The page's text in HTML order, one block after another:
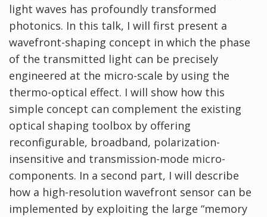
light waves has profoundly transformed
photonics. In this talk, I will first present a
wavefront-shaping concept in which the phase
of the transmitted light can be precisely
engineered at the micro-scale by using the
thermo-optical effect. I will show how this
simple concept can complement the existing
optical shaping toolbox by offering
reconfigurable, broadband, polarization-
insensitive and transmission-mode micro-
components. In a second part, I will describe
how a high-resolution wavefront sensor can be
implemented by exploiting the large “memory